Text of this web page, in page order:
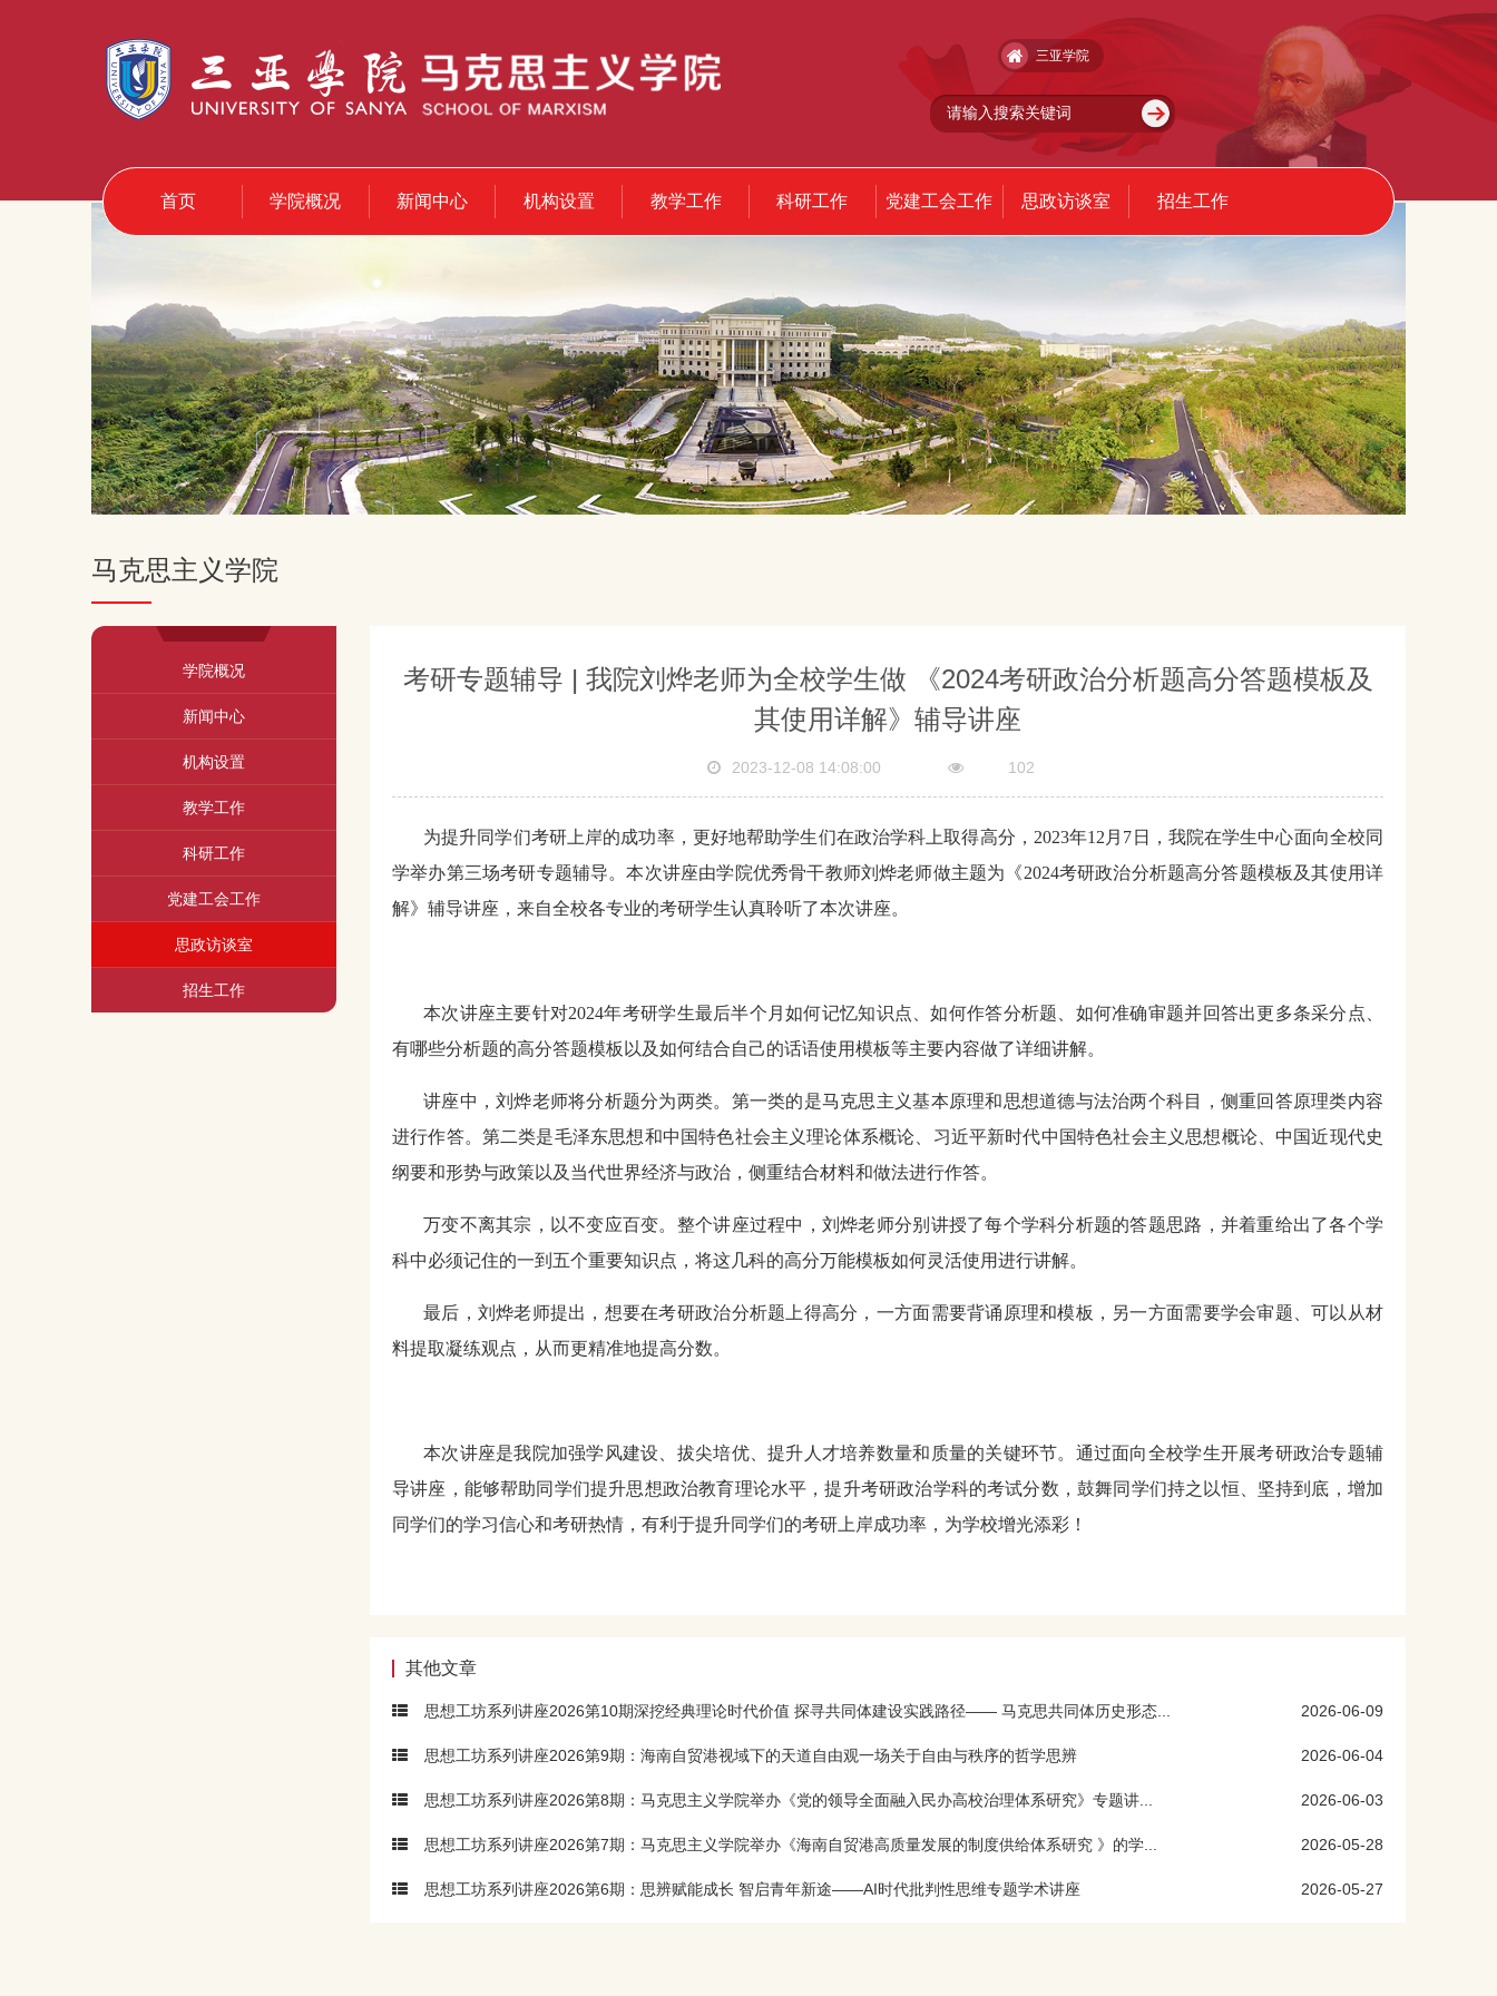
三亚学院
首页 学院概况 新闻中心 机构设置 教学工作 科研工作 党建工会工作 思政访谈室 招生工作
马克思主义学院
学院概况
新闻中心
机构设置
教学工作
科研工作
党建工会工作
思政访谈室
招生工作
考研专题辅导 | 我院刘烨老师为全校学生做 《2024考研政治分析题高分答题模板及
其使用详解》辅导讲座
2023-12-08 14:08:00 102
为提升同学们考研上岸的成功率，更好地帮助学生们在政治学科上取得高分， 2023年12月7日，我院在学生中心面向全校同
学举办第三场考研专题辅导。本次讲座由学院优秀骨干教师刘烨老师做主题为《2024考研政治分析题高分答题模板及其使用详
解》辅导讲座，来自全校各专业的考研学生认真聆听了本次讲座。
本次讲座主要针对2024年考研学生最后半个月如何记忆知识点、如何作答分析题、如何准确审题并回答出更多条采分点、
有哪些分析题的高分答题模板以及如何结合自己的话语使用模板等主要内容做了详细讲解。
讲座中，刘烨老师将分析题分为两类。第一类的是马克思主义基本原理和思想道德与法治两个科目，侧重回答原理类内容
进行作答。第二类是毛泽东思想和中国特色社会主义理论体系概论、习近平新时代中国特色社会主义思想概论、中国近现代史
纲要和形势与政策以及当代世界经济与政治，侧重结合材料和做法进行作答。
万变不离其宗，以不变应百变。整个讲座过程中，刘烨老师分别讲授了每个学科分析题的答题思路，并着重给出了各个学
科中必须记住的一到五个重要知识点，将这几科的高分万能模板如何灵活使用进行讲解。
最后，刘烨老师提出，想要在考研政治分析题上得高分，一方面需要背诵原理和模板，另一方面需要学会审题、可以从材
料提取凝练观点，从而更精准地提高分数。
本次讲座是我院加强学风建设、拔尖培优、提升人才培养数量和质量的关键环节。通过面向全校学生开展考研政治专题辅
导讲座，能够帮助同学们提升思想政治教育理论水平，提升考研政治学科的考试分数，鼓舞同学们持之以恒、坚持到底，增加
同学们的学习信心和考研热情，有利于提升同学们的考研上岸成功率，为学校增光添彩！
其他文章
思想工坊系列讲座2026第10期深挖经典理论时代价值 探寻共同体建设实践路径—— 马克思共同体历史形态... 2026-06-09
思想工坊系列讲座2026第9期：海南自贸港视域下的天道自由观一场关于自由与秩序的哲学思辨 2026-06-04
思想工坊系列讲座2026第8期：马克思主义学院举办《党的领导全面融入民办高校治理体系研究》专题讲... 2026-06-03
思想工坊系列讲座2026第7期：马克思主义学院举办《海南自贸港高质量发展的制度供给体系研究 》的学... 2026-05-28
思想工坊系列讲座2026第6期：思辨赋能成长 智启青年新途——AI时代批判性思维专题学术讲座 2026-05-27